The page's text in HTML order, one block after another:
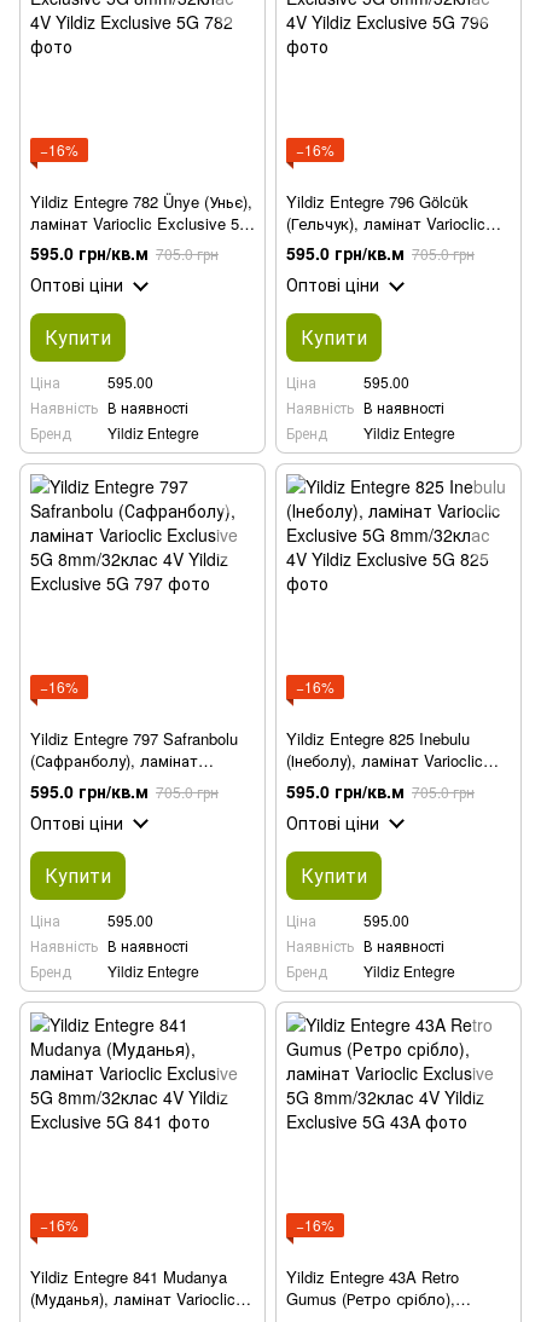
−16%
Yildiz Entegre 782 Ünye (Уньє),
ламінат Varioclic Exclusive 5G
8mm/32клас 4V
595.0 грн/кв.м 705.0 грн
Оптові ціни
Купити
Ціна
595.00
Наявність В наявності
Бренд
Yildiz Entegre
−16%
Yildiz Entegre 796 Gölcük
(Гельчук), ламінат Varioclic
Exclusive 5G 8mm/32клас 4V
595.0 грн/кв.м 705.0 грн
Оптові ціни
Купити
Ціна
595.00
Наявність В наявності
Бренд
Yildiz Entegre
−16%
Yildiz Entegre 797 Safranbolu
(Сафранболу), ламінат
Varioclic Exclusive 5G
8mm/32клас 4V
595.0 грн/кв.м 705.0 грн
Оптові ціни
Купити
Ціна
595.00
Наявність В наявності
Бренд
Yildiz Entegre
−16%
Yildiz Entegre 825 Inebulu
(Інеболу), ламінат Varioclic
Exclusive 5G 8mm/32клас 4V
595.0 грн/кв.м 705.0 грн
Оптові ціни
Купити
Ціна
595.00
Наявність В наявності
Бренд
Yildiz Entegre
−16%
Yildiz Entegre 841 Mudanya
(Муданья), ламінат Varioclic
−16%
Yildiz Entegre 43A Retro
Gumus (Ретро срібло),